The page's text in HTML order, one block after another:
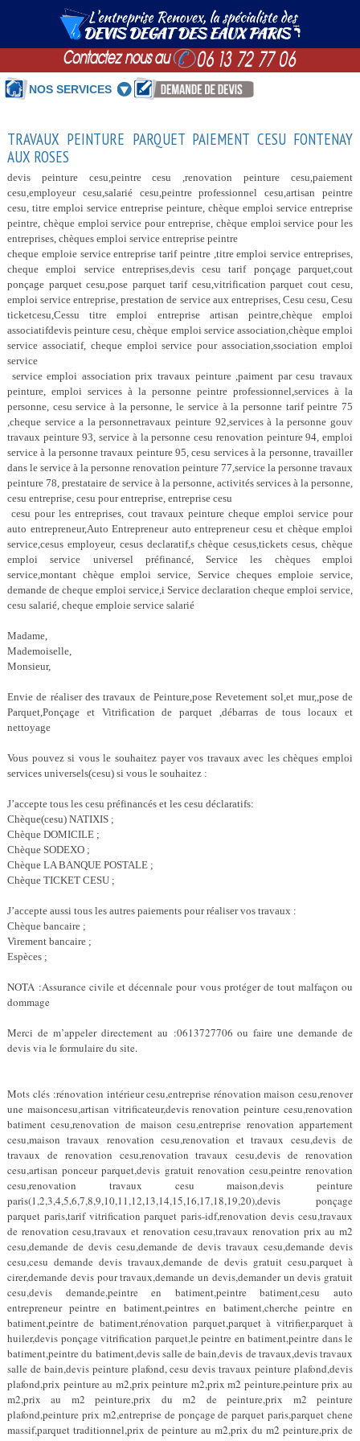
NOS SERVICES
TRAVAUX PEINTURE PARQUET PAIEMENT CESU FONTENAY
AUX ROSES
devis peinture cesu,peintre cesu ,renovation peinture cesu,paiement
cesu,employeur cesu,salarié cesu,peintre professionnel cesu,artisan peintre
cesu, titre emploi service entreprise peinture, chèque emploi service entreprise
peintre, chèque emploi service pour entreprise, chèque emploi service pour les
entreprises, chèques emploi service entreprise peintre
cheque emploie service entreprise tarif peintre ,titre emploi service entreprises,
cheque emploi service entreprises,devis cesu tarif ponçage parquet,cout
ponçage parquet cesu,pose parquet tarif cesu,vitrification parquet cout cesu,
emploi service entreprise, prestation de service aux entreprises, Cesu cesu, Cesu
ticketcesu,Cessu titre emploi entreprise artisan peintre,chèque emploi
associatifdevis peinture cesu, chèque emploi service association,chèque emploi
service associatif, cheque emploi service pour association,ssociation emploi
service
service emploi association prix travaux peinture ,paiment par cesu travaux
peinture, emploi services à la personne peintre professionnel,services à la
personne, cesu service à la personne, le service à la personne tarif peintre 75
,cheque service a la personnetravaux peinture 92,services à la personne gouv
travaux peinture 93, service à la personne cesu renovation peinture 94, emploi
service à la personne travaux peinture 95, cesu services à la personne, travailler
dans le service à la personne renovation peinture 77,service la personne travaux
peinture 78, prestataire de service à la personne, activités services à la personne,
cesu entreprise, cesu pour entreprise, entreprise cesu
cesu pour les entreprises, cout travaux peinture cheque emploi service pour
auto entrepreneur,Auto Entrepreneur auto entrepreneur cesu et chèque emploi
service,cesus employeur, cesus declaratif,s chèque cesus,tickets cesus, chèque
emploi service universel préfinancé, Service les chèques emploi
service,montant chèque emploi service, Service cheques emploie service,
demande de cheque emploi service,i Service declaration cheque emploi service,
cesu salarié, cheque emploie service salarié
Madame,
Mademoiselle,
Monsieur,
Envie de réaliser des travaux de Peinture,pose Revetement sol,et mur,,pose de
Parquet,Ponçage et Vitrification de parquet ,débarras de tous locaux et
nettoyage
Vous pouvez si vous le souhaitez payer vos travaux avec les chèques emploi
services universels(cesu) si vous le souhaitez :
J’accepte tous les cesu préfinancés et les cesu déclaratifs:
Chèque(cesu) NATIXIS ;
Chèque DOMICILE ;
Chèque SODEXO ;
Chèque LA BANQUE POSTALE ;
Chèque TICKET CESU ;
J’accepte aussi tous les autres paiements pour réaliser vos travaux :
Chèque bancaire ;
Virement bancaire ;
Espèces ;
NOTA :Assurance civile et décennale pour vous protéger de tout malfaçon ou
dommage
Merci de m’appeler directement au :0613727706 ou faire une demande de
devis via le formulaire du site.
Mots clés :rénovation intérieur cesu,entreprise rénovation maison cesu,renover
une maisoncesu,artisan vitrificateur,devis renovation peinture cesu,renovation
batiment cesu,renovation de maison cesu,entreprise renovation appartement
cesu,maison travaux renovation cesu,renovation et travaux cesu,devis de
travaux de renovation cesu,renovation travaux cesu,devis de renovation
cesu,artisan ponceur parquet,devis gratuit renovation cesu,peintre renovation
cesu,renovation travaux cesu maison,devis peinture
paris(1,2,3,4,5,6,7,8,9,10,11,12,13,14,15,16,17,18,19,20),devis ponçage
parquet paris,tarif vitrification parquet paris-idf,renovation devis cesu,travaux
de renovation cesu,travaux et renovation cesu,travaux renovation prix au m2
cesu,demande de devis cesu,demande de devis travaux cesu,demande devis
cesu,cesu demande devis travaux,demande de devis gratuit cesu,parquet à
cirer,demande devis pour travaux,demande un devis,demander un devis gratuit
cesu,devis demande,peintre en batiment,peintre batiment,cesu auto
entrepreneur peintre en batiment,peintres en batiment,cherche peintre en
batiment,peintre de batiment,rénovation parquet,parquet à vitrifier,parquet à
huiler,devis ponçage vitrification parquet,le peintre en batiment,peintre dans le
batiment,peintre du batiment,devis salle de bain,devis de travaux,devis travaux
salle de bain,devis peinture plafond, cesu devis travaux peinture plafond,devis
plafond,prix peinture au m2,prix peinture m2,prix m2 peinture,peinture prix au
m2,prix au m2 peinture,prix du m2 de peinture,prix m2 peinture
plafond,peinture prix m2,entreprise de ponçage de parquet paris,parquet chene
massif,parquet traditionnel,prix de peinture au m2,prix du m2 peinture,prix de